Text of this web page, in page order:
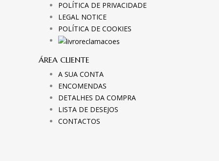
POLÍTICA DE PRIVACIDADE
LEGAL NOTICE
POLÍTICA DE COOKIES
ÁREA CLIENTE
A SUA CONTA
ENCOMENDAS
DETALHES DA COMPRA
LISTA DE DESEJOS
CONTACTOS